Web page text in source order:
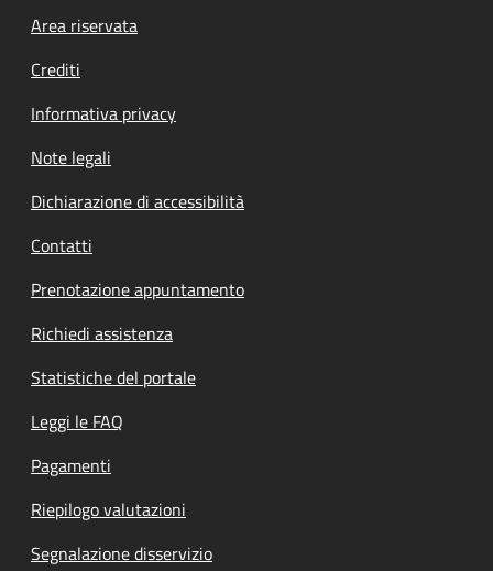
Footer menu
Area riservata
Crediti
Informativa privacy
Note legali
Dichiarazione di accessibilità
Contatti
Prenotazione appuntamento
Richiedi assistenza
Statistiche del portale
Leggi le FAQ
Pagamenti
Riepilogo valutazioni
Segnalazione disservizio